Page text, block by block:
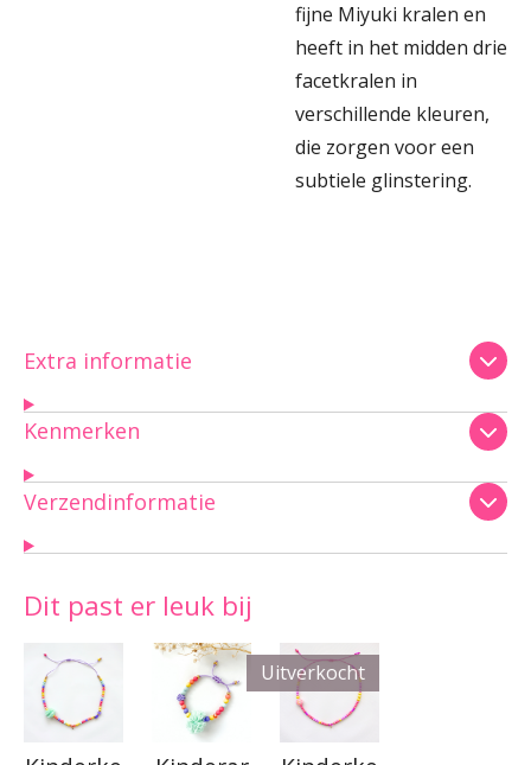
fijne Miyuki kralen en
heeft in het midden drie
facetkralen in
verschillende kleuren,
die zorgen voor een
subtiele glinstering.
Extra informatie
Kenmerken
Verzendinformatie
Dit past er leuk bij
Uitverkocht